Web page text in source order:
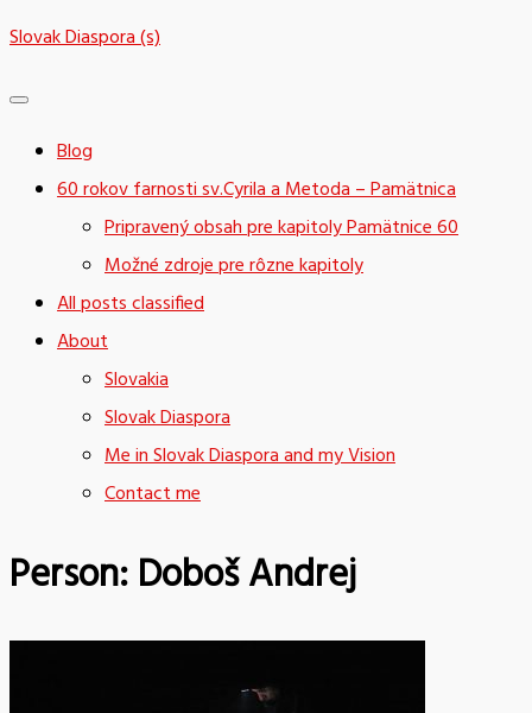
Skip
content
Slovak Diaspora (s)
Blog
60 rokov farnosti sv.Cyrila a Metoda – Pamätnica
Pripravený obsah pre kapitoly Pamätnice 60
Možné zdroje pre rôzne kapitoly
All posts classified
About
Slovakia
Slovak Diaspora
Me in Slovak Diaspora and my Vision
Contact me
Person:Doboš Andrej